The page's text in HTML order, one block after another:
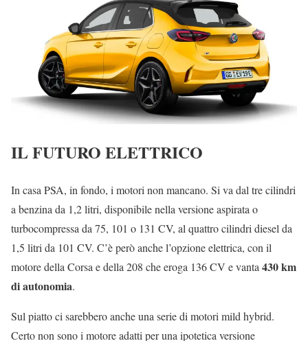
IL FUTURO ELETTRICO
In casa PSA, in fondo, i motori non mancano. Si va dal tre cilindri
a benzina da 1,2 litri, disponibile nella versione aspirata o
turbocompressa da 75, 101 o 131 CV, al quattro cilindri diesel da
1,5 litri da 101 CV. C’è però anche l’opzione elettrica, con il
motore della Corsa e della 208 che eroga 136 CV e vanta430 km
di autonomia.
Sul piatto ci sarebbero anche una serie di motori mild hybrid.
Certo non sono i motore adatti per una ipotetica versione